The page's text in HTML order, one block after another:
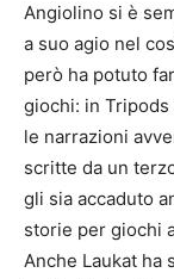
Angiolino si è
a suo agio nel
però ha potuto
giochi: in
le narrazioni
scritte da un
gli sia accaduto
storie per giochi
Anche Laukat ha